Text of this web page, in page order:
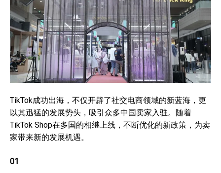
TikTok成功出海，不仅开辟了社交电商领域的新蓝海，更
以其迅猛的发展势头，吸引众多中国卖家入驻。随着
TikTok Shop在多国的相继上线，不断优化的新政策，为卖
家带来新的发展机遇。
01